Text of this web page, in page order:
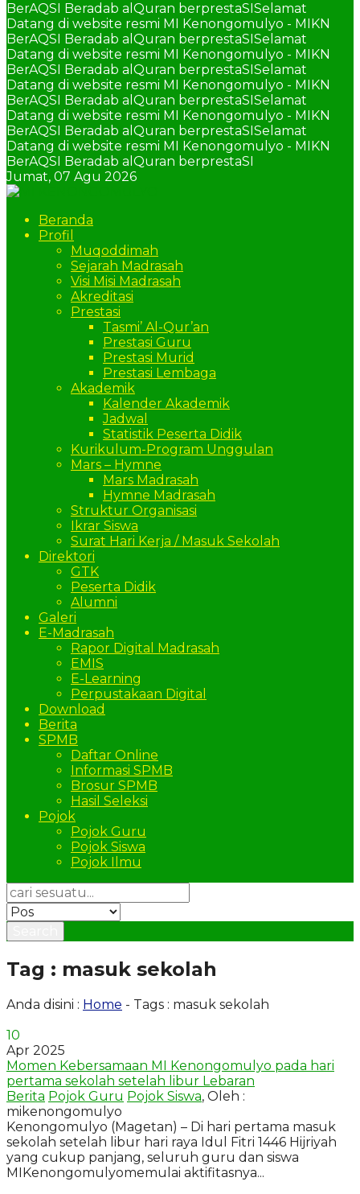
BerAQSI Beradab alQuran berprestaSISelamat
Datang di website resmi MI Kenongomulyo - MIKN
BerAQSI Beradab alQuran berprestaSISelamat
Datang di website resmi MI Kenongomulyo - MIKN
BerAQSI Beradab alQuran berprestaSISelamat
Datang di website resmi MI Kenongomulyo - MIKN
BerAQSI Beradab alQuran berprestaSISelamat
Datang di website resmi MI Kenongomulyo - MIKN
BerAQSI Beradab alQuran berprestaSISelamat
Datang di website resmi MI Kenongomulyo - MIKN
BerAQSI Beradab alQuran berprestaSI
Jumat, 07 Agu 2026
Beranda
Profil
Muqoddimah
Sejarah Madrasah
Visi Misi Madrasah
Akreditasi
Prestasi
Tasmi’ Al-Qur’an
Prestasi Guru
Prestasi Murid
Prestasi Lembaga
Akademik
Kalender Akademik
Jadwal
Statistik Peserta Didik
Kurikulum-Program Unggulan
Mars – Hymne
Mars Madrasah
Hymne Madrasah
Struktur Organisasi
Ikrar Siswa
Surat Hari Kerja / Masuk Sekolah
Direktori
GTK
Peserta Didik
Alumni
Galeri
E-Madrasah
Rapor Digital Madrasah
EMIS
E-Learning
Perpustakaan Digital
Download
Berita
SPMB
Daftar Online
Informasi SPMB
Brosur SPMB
Hasil Seleksi
Pojok
Pojok Guru
Pojok Siswa
Pojok Ilmu
Tag : masuk sekolah
Anda disini : Home - Tags : masuk sekolah
10
Apr 2025
Momen Kebersamaan MI Kenongomulyo pada hari
pertama sekolah setelah libur Lebaran
Berita Pojok Guru Pojok Siswa, Oleh :
mikenongomulyo
Kenongomulyo (Magetan) – Di hari pertama masuk
sekolah setelah libur hari raya Idul Fitri 1446 Hijriyah
yang cukup panjang, seluruh guru dan siswa
MIKenongomulyomemulai aktifitasnya...